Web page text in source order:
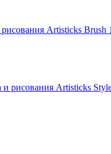
Artisticks Brush